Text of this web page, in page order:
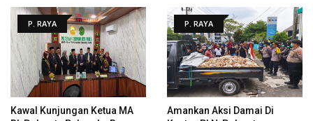
P. RAYA
Kawal Kunjungan Ketua MA
P. RAYA
Amankan Aksi Damai Di